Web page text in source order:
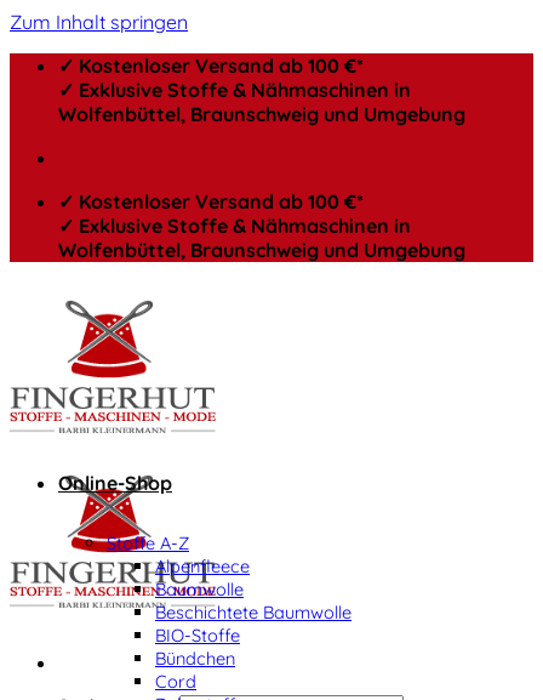
Zum Inhalt springen
✓ Kostenloser Versand ab 100 €*
✓ Exklusive Stoffe & Nähmaschinen in
Wolfenbüttel, Braunschweig und Umgebung
✓ Kostenloser Versand ab 100 €*
✓ Exklusive Stoffe & Nähmaschinen in
Wolfenbüttel, Braunschweig und Umgebung
Online-Shop
Stoffe A-Z
Alpenfleece
Baumwolle
Beschichtete Baumwolle
BIO-Stoffe
Bündchen
Cord